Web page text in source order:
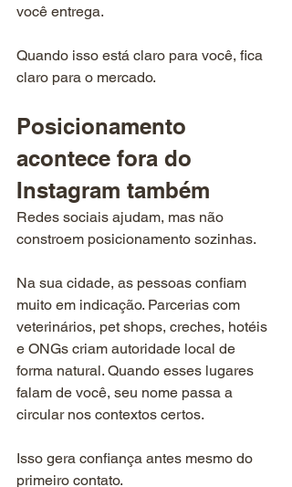
você entrega.
Quando isso está claro para você, fica
claro para o mercado.
Posicionamento
acontece fora do
Instagram também
Redes sociais ajudam, mas não
constroem posicionamento sozinhas.
Na sua cidade, as pessoas confiam
muito em indicação. Parcerias com
veterinários, pet shops, creches, hotéis
e ONGs criam autoridade local de
forma natural. Quando esses lugares
falam de você, seu nome passa a
circular nos contextos certos.
Isso gera confiança antes mesmo do
primeiro contato.